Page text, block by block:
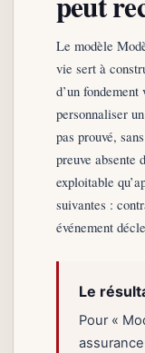
Le modèle
vie sert à
d’un
personnaliser
pas prouvé,
preuve absente
exploitable
suivantes :
événement
Le
Pour «